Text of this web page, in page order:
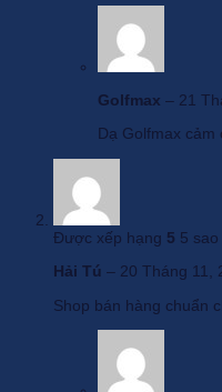
Golfmax – 21
Dạ Golfmax
Được xếp hạng 5 5 sao
Hải Tú – 20 Tháng 11,
Shop bán hàng chuẩn